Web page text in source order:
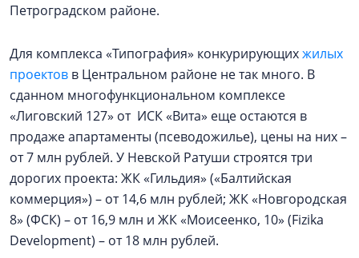
Петроградском районе.
Для комплекса «Типография» конкурирующихжилых
проектов в Центральном районе не так много. В
сданном многофункциональном комплексе
«Лиговский 127» от ИСК «Вита» еще остаются в
продаже апартаменты (псеводожилье), цены на них –
от 7 млн рублей. У Невской Ратуши строятся три
дорогих проекта: ЖК «Гильдия» («Балтийская
коммерция») – от 14,6 млн рублей; ЖК «Новгородская
8» (ФСК) – от 16,9 млн и ЖК «Моисеенко, 10» (Fizika
Development) – от 18 млн рублей.